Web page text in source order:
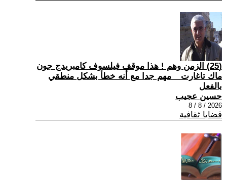
(25) الزمن وهم ! هذا موقف فيلسوف كامبريدج جون
ماك تاغارت _ مهم جدا مع أنه خطأ بشكل منطقي
بالفعل
حسين عجيب
2026 / 8 / 8
قضايا ثقافية